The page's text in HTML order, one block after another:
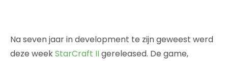
Na seven jaar in development te zijn geweest werd
deze weekStarCraft IIgereleased. De game,